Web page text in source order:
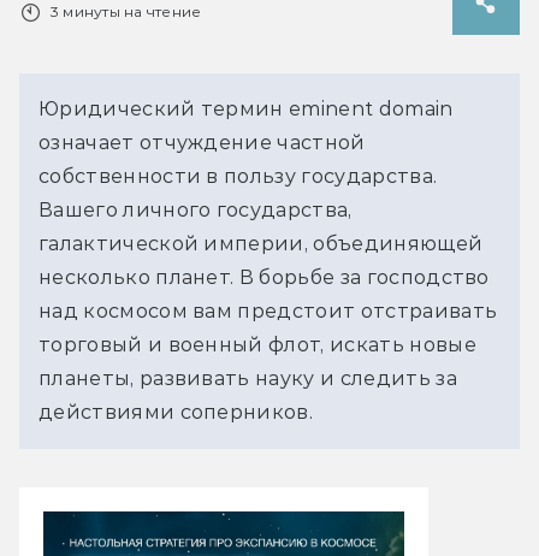
3 минуты на чтение
Юридический термин eminent domain
означает отчуждение частной
собственности в пользу государства.
Вашего личного государства,
галактической империи, объединяющей
несколько планет. В борьбе за господство
над космосом вам предстоит отстраивать
торговый и военный флот, искать новые
планеты, развивать науку и следить за
действиями соперников.